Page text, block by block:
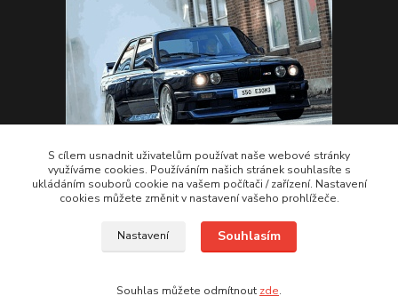
VSTUPTE Koni tlumiče
by 2Racing.cz 2012-2026
S cílem usnadnit uživatelům používat naše webové stránky
využíváme cookies. Používáním našich stránek souhlasíte s
ukládáním souborů cookie na vašem počítači / zařízení. Nastavení
cookies můžete změnit v nastavení vašeho prohlížeče.
Nastavení Souhlasím
Souhlas můžete odmítnout zde.